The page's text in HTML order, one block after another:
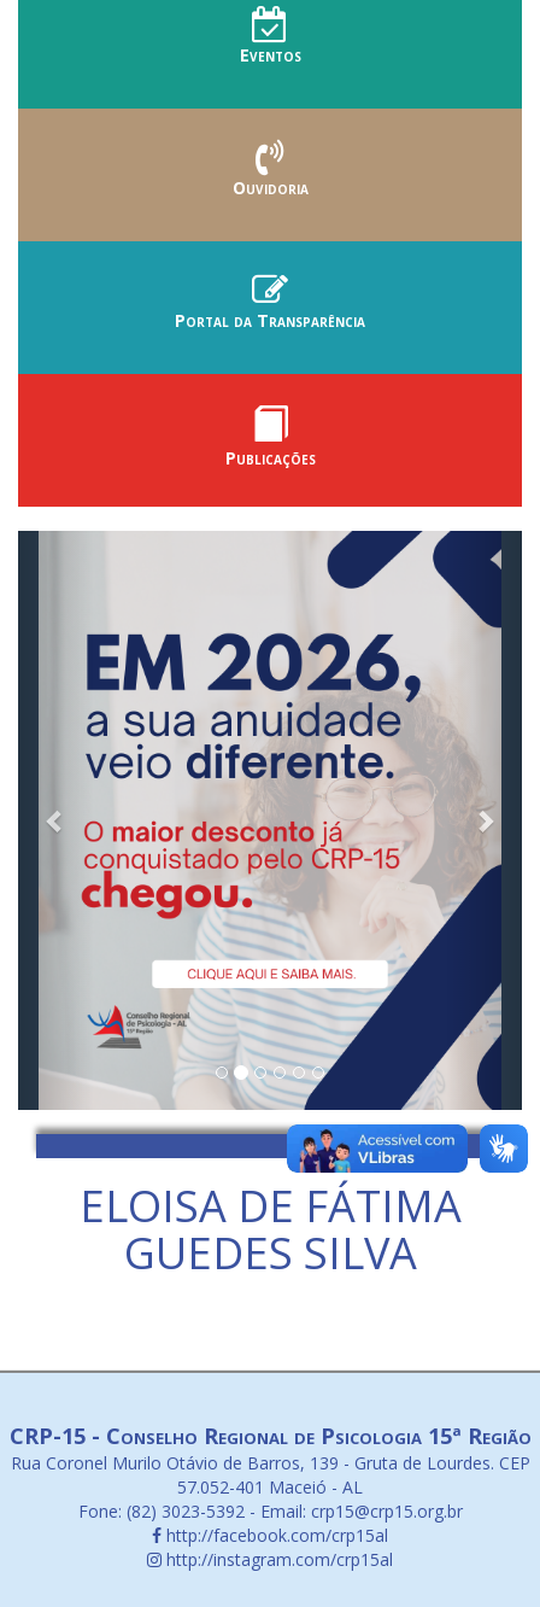
Eventos
Ouvidoria
Portal da Transparência
Publicações
ELOISA DE FÁTIMA
GUEDES SILVA
CRP-15 - Conselho Regional de Psicologia 15ª Região
Rua Coronel Murilo Otávio de Barros, 139 - Gruta de Lourdes. CEP
57.052-401 Maceió - AL
Fone: (82) 3023-5392 - Email: crp15@crp15.org.br
http://facebook.com/crp15al
http://instagram.com/crp15al